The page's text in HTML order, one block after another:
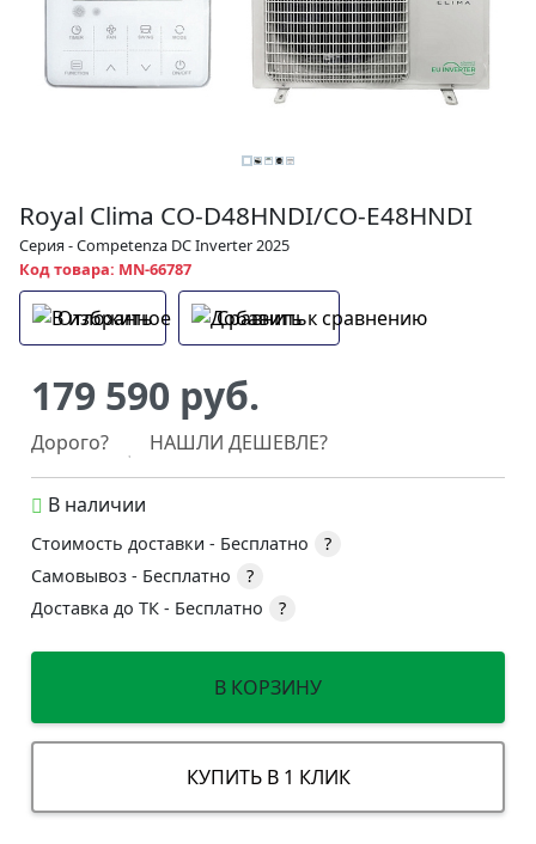
Royal Clima CO-D48HNDI/CO-E48HNDI
Серия - Competenza DC Inverter 2025
Код товара: MN-66787
Отложить Сравнить
179 590 руб.
Дорого? НАШЛИ ДЕШЕВЛЕ?
В наличии
Стоимость доставки - Бесплатно
?
Самовывоз - Бесплатно
?
Доставка до ТК - Бесплатно ?
В КОРЗИНУ
КУПИТЬ В 1 КЛИК